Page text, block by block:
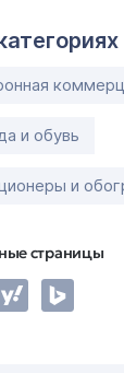
и обувь
и
страницы